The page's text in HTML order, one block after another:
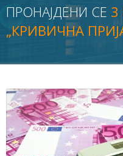
ЖИВОТ
МОЗАИК
ПРОНАЈДЕНИ СЕ 3
„КРИВИЧНА